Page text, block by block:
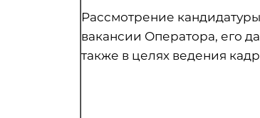
Рассмотрение
вакансии Оператора, его
также в целях ведения